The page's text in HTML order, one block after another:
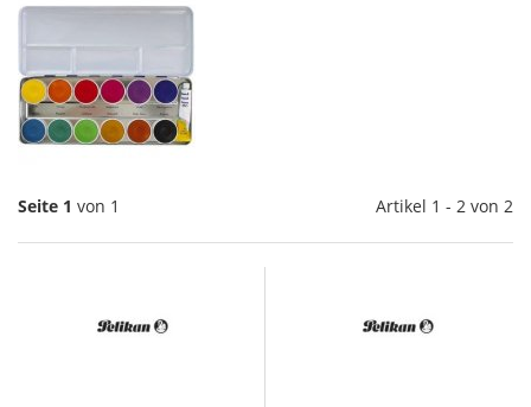
Seite 1 von 1 Artikel 1 - 2 von 2